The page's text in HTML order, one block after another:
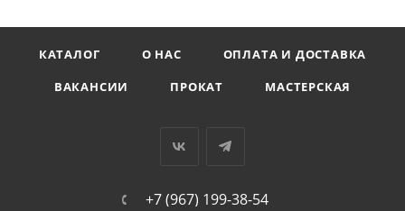
КАТАЛОГ О НАС
ОПЛАТА И ДОСТАВКА
ВАКАНСИИ
ПРОКАТ МАСТЕРСКАЯ
+7 (967) 199-38-54